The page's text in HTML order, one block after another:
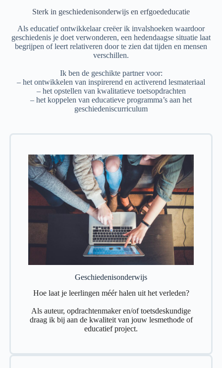
Sterk in geschiedenisonderwijs en erfgoededucatie
Als educatief ontwikkelaar creëer ik invalshoeken waardoor
geschiedenis je doet verwonderen, een hedendaagse situatie laat
begrijpen of leert relativeren door te zien dat tijden en mensen
verschillen.
Ik ben de geschikte partner voor:
– het ontwikkelen van inspirerend en activerend lesmateriaal
– het opstellen van kwalitatieve toetsopdrachten
– het koppelen van educatieve programma’s aan het
geschiedeniscurriculum
Geschiedenisonderwijs
Hoe laat je leerlingen méér halen uit het verleden?
Als auteur, opdrachtenmaker en/of toetsdeskundige
draag ik bij aan de kwaliteit van jouw lesmethode of
educatief project.